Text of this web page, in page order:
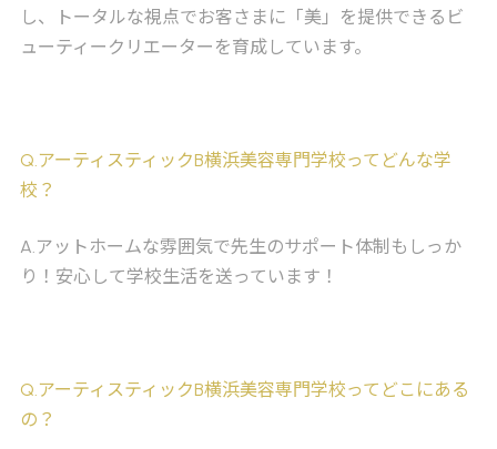
し、トータルな視点でお客さまに「美」を提供できるビ
ューティークリエーターを育成しています。
Q.アーティスティックB横浜美容専門学校ってどんな学
校？
A.アットホームな雰囲気で先生のサポート体制もしっか
り！安心して学校生活を送っています！
Q.アーティスティックB横浜美容専門学校ってどこにある
の？